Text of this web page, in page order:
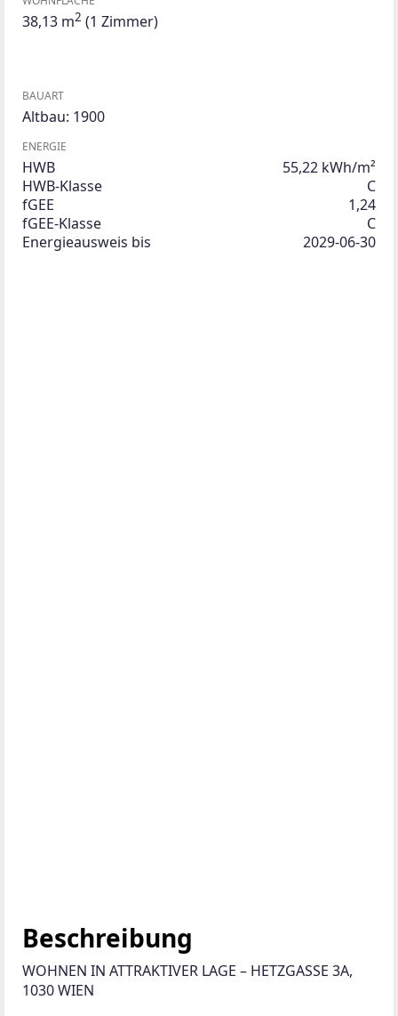
38,13 m2 (1 Zimmer)
BAUART
Altbau: 1900
ENERGIE
HWB
55,22 kWh/m²
HWB-Klasse
C
fGEE
1,24
fGEE-Klasse
C
Energieausweis bis
2029-06-30
Beschreibung
WOHNEN IN ATTRAKTIVER LAGE – HETZGASSE 3A,
1030 WIEN